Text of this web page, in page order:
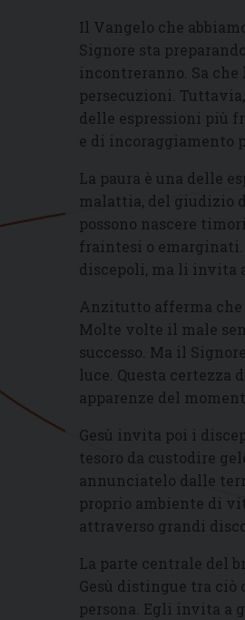
Il Vangelo che
Signore sta
incontreranno. Sa
persecuzioni.
delle espressioni più
e di incoraggiamento
La paura è una delle
malattia, del giudizio
possono nascere
fraintesi o emarginati.
discepoli, ma li invita
Anzitutto afferma che
Molte volte il male
successo. Ma il
luce. Questa certezza
apparenze del
Gesù invita poi i
tesoro da custodire
annunciatelo dalle
proprio ambiente di
attraverso grandi
La parte centrale del
Gesù distingue tra ciò
persona. Egli invita a